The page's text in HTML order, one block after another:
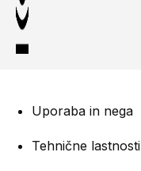
Uporaba in nega
Tehnične lastnosti